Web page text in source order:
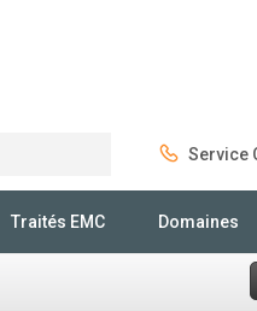
Service
Traités EMC Domaines